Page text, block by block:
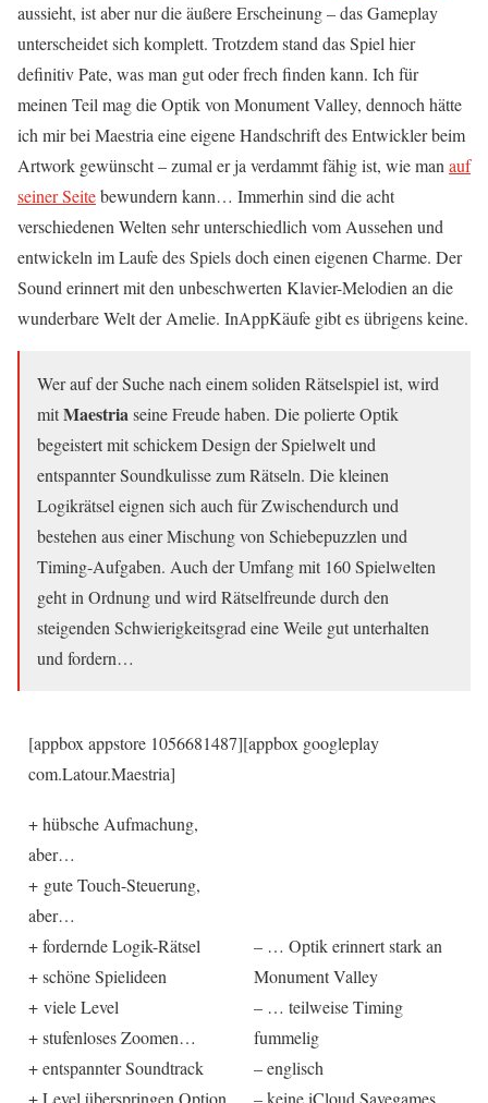
aussieht, ist aber nur die äußere Erscheinung – das Gameplay
unterscheidet sich komplett. Trotzdem stand das Spiel hier
definitiv Pate, was man gut oder frech finden kann. Ich für
meinen Teil mag die Optik von Monument Valley, dennoch hätte
ich mir bei Maestria eine eigene Handschrift des Entwickler beim
Artwork gewünscht – zumal er ja verdammt fähig ist, wie manauf
seiner Seitebewundern kann… Immerhin sind die acht
verschiedenen Welten sehr unterschiedlich vom Aussehen und
entwickeln im Laufe des Spiels doch einen eigenen Charme. Der
Sound erinnert mit den unbeschwerten Klavier-Melodien an die
wunderbare Welt der Amelie. InAppKäufe gibt es übrigens keine.
Wer auf der Suche nach einem soliden Rätselspiel ist, wird
mitMaestriaseine Freude haben. Die polierte Optik
begeistert mit schickem Design der Spielwelt und
entspannter Soundkulisse zum Rätseln. Die kleinen
Logikrätsel eignen sich auch für Zwischendurch und
bestehen aus einer Mischung von Schiebepuzzlen und
Timing-Aufgaben. Auch der Umfang mit 160 Spielwelten
geht in Ordnung und wird Rätselfreunde durch den
steigenden Schwierigkeitsgrad eine Weile gut unterhalten
und fordern…
[appbox appstore 1056681487][appbox googleplay
com.Latour.Maestria]
+ hübsche Aufmachung,
aber…
+ gute Touch-Steuerung,
aber…
+ fordernde Logik-Rätsel
+ schöne Spielideen
+ viele Level
+ stufenloses Zoomen…
+ entspannter Soundtrack
+ Level überspringen Option
– … Optik erinnert stark an
Monument Valley
– … teilweise Timing
fummelig
– englisch
– keine iCloud Savegames